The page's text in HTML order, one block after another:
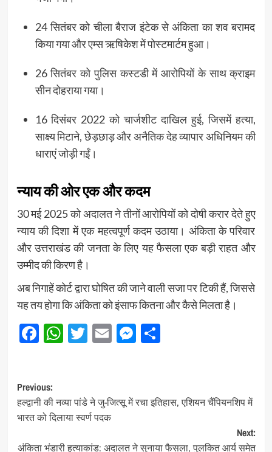
24 सितंबर को चीला बैराज इंटेक से अंकिता का शव बरामद
किया गया और एम्स ऋषिकेश में पोस्टमार्टम हुआ।
26 सितंबर को पुलिस कस्टडी में आरोपियों के साथ क्राइम
सीन दोहराया गया।
16 दिसंबर 2022 को चार्जशीट दाखिल हुई, जिसमें हत्या,
साक्ष्य मिटाने, छेड़छाड़ और अनैतिक देह व्यापार अधिनियम की
धाराएं जोड़ी गईं।
न्याय की ओर एक और कदम
30 मई 2025 को अदालत ने तीनों आरोपियों को दोषी करार देते हुए
न्याय की दिशा में एक महत्वपूर्ण कदम उठाया। अंकिता के परिवार
और उत्तराखंड की जनता के लिए यह फैसला एक बड़ी राहत और
उम्मीद की किरण है।
अब निगाहें कोर्ट द्वारा घोषित की जाने वाली सजा पर टिकी हैं, जिससे
यह तय होगा कि अंकिता को इंसाफ कितना और कैसे मिलता है।
Facebook
WhatsApp
Twitter
EmailMessenger
Share
Post
navigation
Previous:
हल्द्वानी की नव्या पांडे ने जु-जित्सू में रचा इतिहास, एशियन चैंपियनशिप में
भारत को दिलाया स्वर्ण पदक
Next:
अंकिता भंडारी हत्याकांड: अदालत ने सुनाया फैसला, पुलकित आर्य समेत